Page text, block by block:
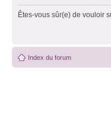
Êtes-vous sûr(e) de vouloir
Index du forum